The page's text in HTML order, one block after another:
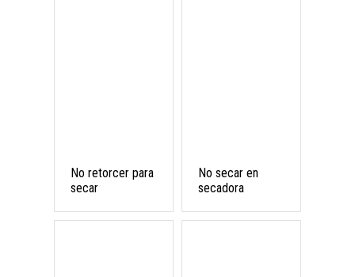
No retorcer para
secar
No secar en
secadora